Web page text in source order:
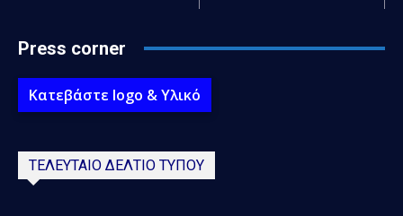
Press corner
Κατεβάστε logo & Υλικό
ΤΕΛΕΥΤΑΙΟ ΔΕΛΤΙΟ ΤΥΠΟΥ